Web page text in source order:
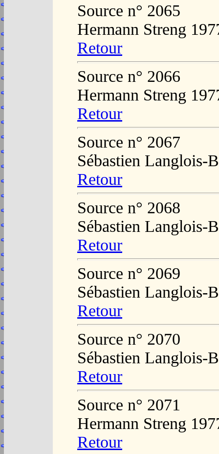
Source n° 2065
Hermann Streng
Retour
Source n° 2066
Hermann Streng
Retour
Source n° 2067
Sébastien Langlois-
Retour
Source n° 2068
Sébastien Langlois-
Retour
Source n° 2069
Sébastien Langlois-
Retour
Source n° 2070
Sébastien Langlois-
Retour
Source n° 2071
Hermann Streng
Retour